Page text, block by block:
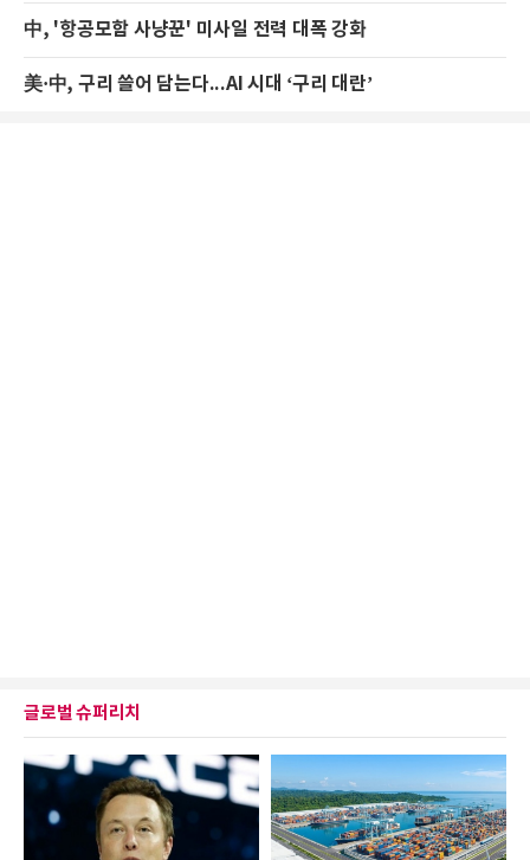
中, '항공모함 사냥꾼' 미사일 전력 대폭 강화
美·中, 구리 쓸어 담는다...AI 시대 ‘구리 대란’
글로벌 슈퍼리치